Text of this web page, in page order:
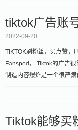
tiktok广告账
2022-09-20
TIKTOK刷粉丝，买点赞，
Fanspod。 Tiktok的广告
制造内容爆炸是一个很严肃
Tiktok能够买